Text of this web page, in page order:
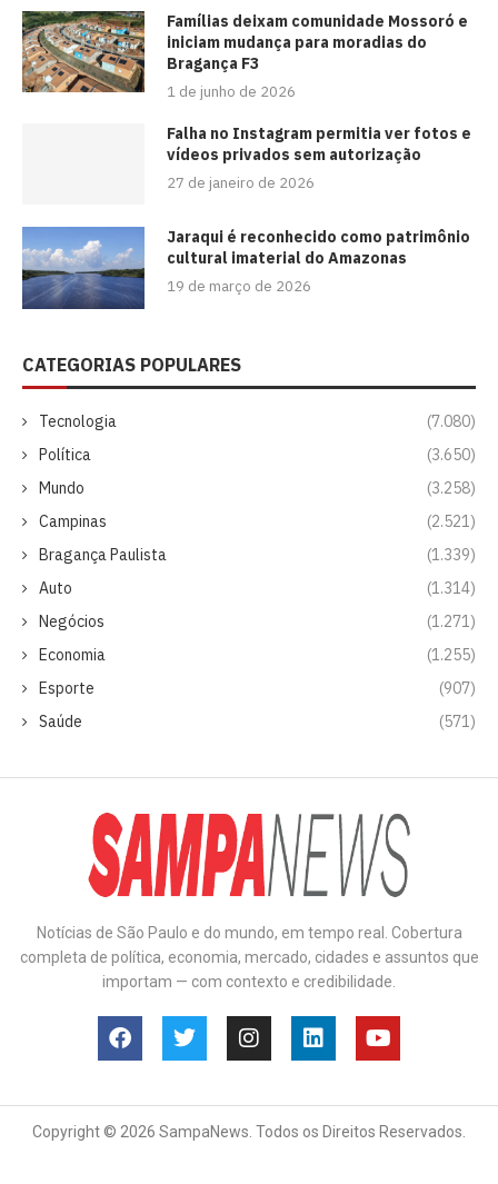
Famílias deixam comunidade Mossoró e
iniciam mudança para moradias do
Bragança F3
1 de junho de 2026
Falha no Instagram permitia ver fotos e
vídeos privados sem autorização
27 de janeiro de 2026
Jaraqui é reconhecido como patrimônio
cultural imaterial do Amazonas
19 de março de 2026
CATEGORIAS POPULARES
Tecnologia
(7.080)
Política
(3.650)
Mundo
(3.258)
Campinas
(2.521)
Bragança Paulista
(1.339)
Auto
(1.314)
Negócios
(1.271)
Economia
(1.255)
Esporte
(907)
Saúde
(571)
Notícias de São Paulo e do mundo, em tempo real. Cobertura
completa de política, economia, mercado, cidades e assuntos que
importam — com contexto e credibilidade.
Copyright © 2026 SampaNews. Todos os Direitos Reservados.